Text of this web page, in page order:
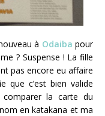
à Odaiba pour
? Suspense ! La fille
pas encore eu affaire
que c’est bien valide
la carte du
en katakana et ma